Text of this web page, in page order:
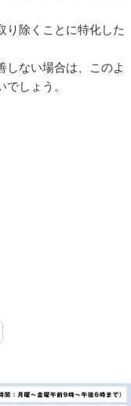
り除くことに特化した
しない場合は、このよ
しょう。